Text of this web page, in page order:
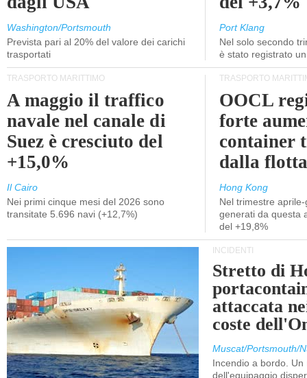
Washington/Portsmouth
Prevista pari al 20% del valore dei carichi
trasportati
Port Klang
Nel solo secondo
è stato registrato
TRASPORTO MARITTIMO
A maggio il traffico
navale nel canale di
Suez è cresciuto del
+15,0%
Il Cairo
Nei primi cinque mesi del 2026 sono
transitate 5.696 navi (+12,7%)
TRASPORTO
OOCL
forte
container
dalla
Hong Kong
Nel trimestre
generati da questa
del +19,8%
INCIDENTI
Stretto di
attaccata
coste
Muscat/Portsmouth/
Incendio a bordo. Un
dell'equipaggio